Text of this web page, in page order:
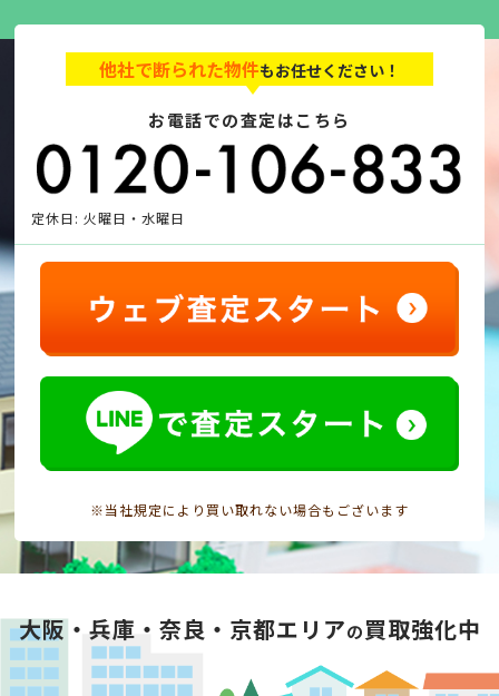
他社で断られた物件もお任せください！
お電話での査定はこちら
定休日: 火曜日・水曜日
※当社規定により買い取れない場合もございます
大阪・兵庫・奈良・京都エリアの買取強化中